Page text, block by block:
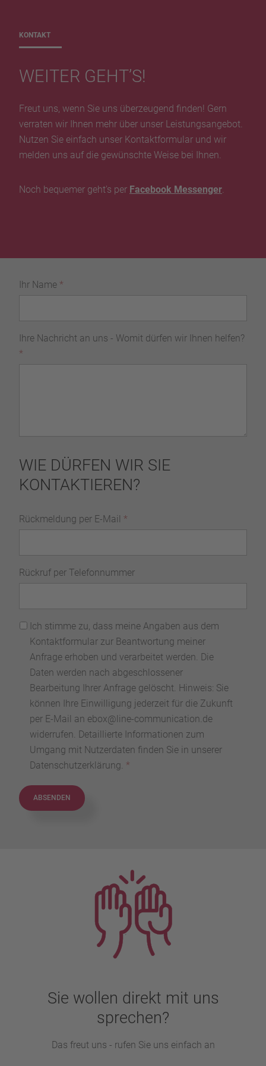
KONTAKT
WEITER GEHT’S!
Freut uns, wenn Sie uns überzeugend finden! Gern
verraten wir Ihnen mehr über unser Leistungsangebot.
Nutzen Sie einfach unser Kontaktformular und wir
melden uns auf die gewünschte Weise bei Ihnen.
Noch bequemer geht's per Facebook Messenger
Ihr Name *
Ihre Nachricht an uns - Womit dürfen wir Ihnen helfen?
*
WIE DÜRFEN WIR SIE
KONTAKTIEREN?
Rückmeldung per E-Mail *
Rückruf per Telefonnummer
Ich stimme zu, dass meine Angaben aus dem
Kontaktformular zur Beantwortung meiner
Anfrage erhoben und verarbeitet werden. Die
Daten werden nach abgeschlossener
Bearbeitung Ihrer Anfrage gelöscht. Hinweis: Sie
können Ihre Einwilligung jederzeit für die Zukunft
per E-Mail an ebox@line-communication.de
widerrufen. Detaillierte Informationen zum
Umgang mit Nutzerdaten finden Sie in unserer
Datenschutzerklärung. *
ABSENDEN
Sie wollen direkt mit uns
sprechen?
Das freut uns - rufen Sie uns einfach an